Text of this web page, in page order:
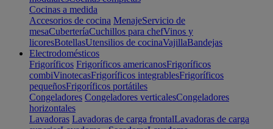
Cocinas a medida
Accesorios de cocina MenajeServicio de
mesaCuberteríaCuchillos para chefVinos y
licoresBotellasUtensilios de cocinaVajillaBandejas
Electrodomésticos
Frigoríficos Frigoríficos americanosFrigoríficos
combiVinotecasFrigoríficos integrablesFrigoríficos
pequeñosFrigoríficos portátiles
Congeladores Congeladores verticalesCongeladores
horizontales
Lavadoras Lavadoras de carga frontalLavadoras de carga